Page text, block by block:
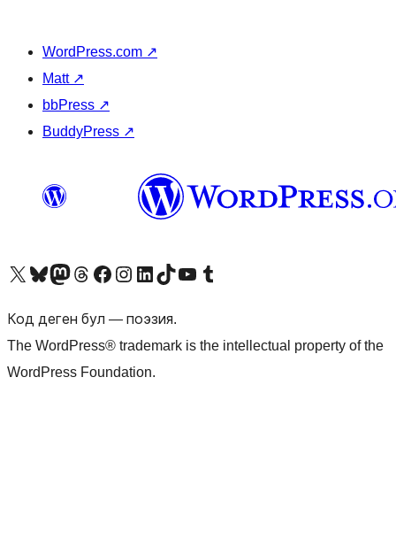
WordPress.com ↗
Matt ↗
bbPress ↗
BuddyPress ↗
Visit our X (formerly Twitter) account
Visit our Bluesky account
Биздин Mastodon түрмөгүбүзгө баш багыңыз
Visit our Threads account
Биздин Facebook баракчабызга кириңиз
Биздин Instagram баракчабызга баш багыңыз
Биздин LinkedIn баракчабызга баш багыңыз
Visit our TikTok account
Visit our YouTube channel
Visit our Tumblr account
Код деген бул — поэзия.
The WordPress® trademark is the intellectual property of the
WordPress Foundation.